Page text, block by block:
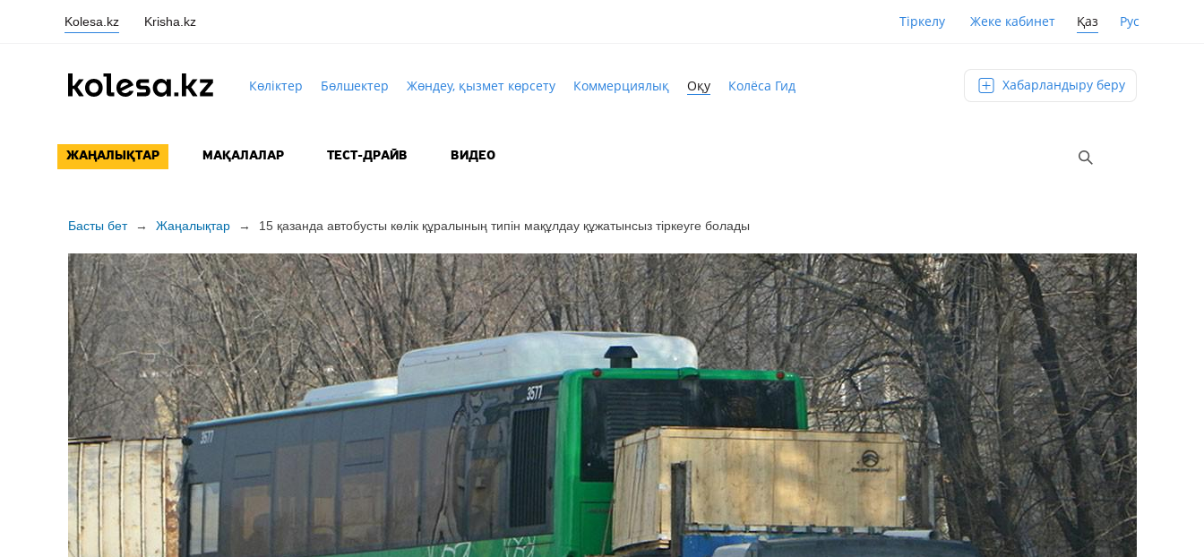
Kolesa.kz Krisha.kz Тіркелу Жеке кабинет Қаз Рус
Көліктер Бөлшектер Жөндеу, қызмет көрсету Коммерциялық Оқу Колёса Гид Хабарландыру беру
ЖАҢАЛЫҚТАР МАҚАЛАЛАР ТЕСТ-ДРАЙВ ВИДЕО
Басты бет → Жаңалықтар → 15 қазанда автобусты көлік құралының типін мақұлдау құжатынсыз тіркеуге болады